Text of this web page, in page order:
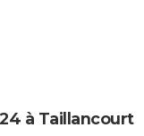
à Taillancourt